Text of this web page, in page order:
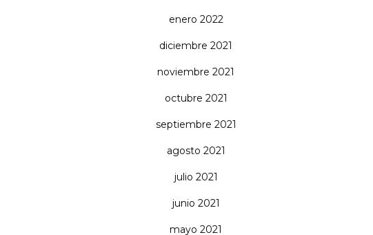
enero 2022
diciembre 2021
noviembre 2021
octubre 2021
septiembre 2021
agosto 2021
julio 2021
junio 2021
mayo 2021